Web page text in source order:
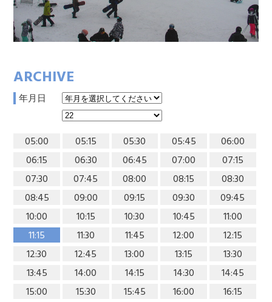
ARCHIVE
年月日
05:00 05:15 05:30 05:45
06:00
06:15
06:30 06:45 07:00
07:15
07:30
07:45 08:00 08:15
08:30
08:45
09:00 09:15 09:30
09:45
10:00
10:15 10:30 10:45
11:00
11:15
11:30 11:45 12:00
12:15
12:30
12:45 13:00 13:15
13:30
13:45
14:00 14:15 14:30
14:45
15:00
15:30 15:45 16:00
16:15